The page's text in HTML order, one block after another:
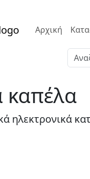
Αρχική
καπέλα
ηλεκτρονικά